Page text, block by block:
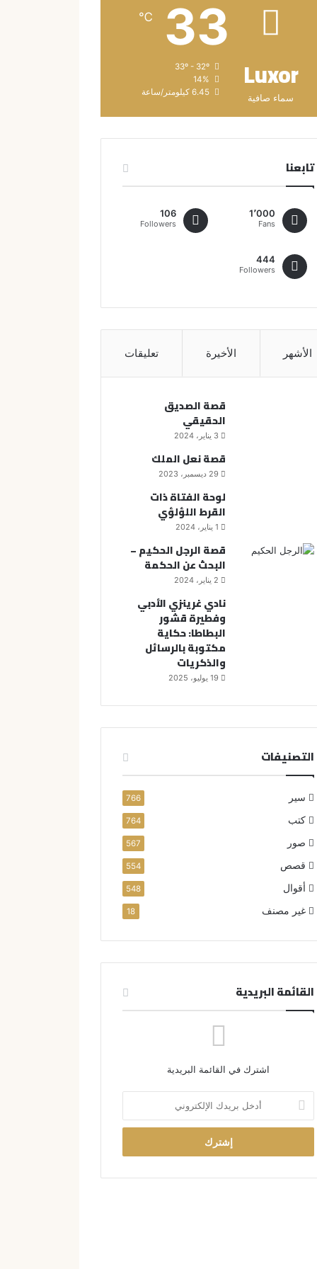
Luxor
سماء صافية
33
℃
33º - 32º
14%
6.45 كيلومتر/ساعة
تابعنا
1٬000
Fans
106
Followers
444
Followers
الأشهر الأخيرة تعليقات
قصة الصديق
الحقيقي
3 يناير، 2024
قصة نعل الملك
29 ديسمبر، 2023
لوحة الفتاة ذات
القرط اللؤلؤي
1 يناير، 2024
قصة الرجل الحكيم –
البحث عن الحكمة
2 يناير، 2024
نادي غرينزي الأدبي
وفطيرة قشور
البطاطا: حكاية
مكتوبة بالرسائل
والذكريات
19 يوليو، 2025
التصنيفات
سير 766
كتب 764
صور 567
قصص 554
أقوال 548
غير مصنف 18
القائمة البريدية
اشترك في القائمة البريدية
خ
ب